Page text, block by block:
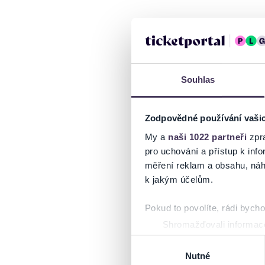
Souhlas
Zodpovědné používání
My a naši 1022 partneři
pro uchování a přístup k
měření reklam a obsahu,
k jakým účelům.
Pokud to povolíte, rádi
Shromažďovali
Identifikovali vaše
Zjistěte více o tom, jak
Nutné